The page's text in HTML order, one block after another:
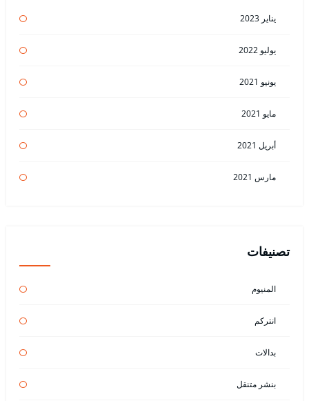
يناير 2023
يوليو 2022
يونيو 2021
مايو 2021
أبريل 2021
مارس 2021
تصنيفات
المنيوم
انتركم
بدالات
بنشر متنقل